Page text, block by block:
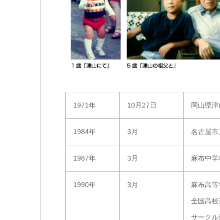
1971年 10月27日 岡山県
1984年 3月 名古屋
1987年 3月 麻布中
1990年 3月 麻布高
全国高
サーク